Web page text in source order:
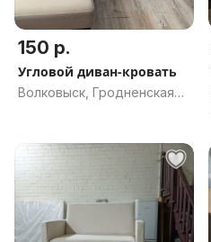
150 р.
Угловой диван-кровать
Волковыск, Гродненская